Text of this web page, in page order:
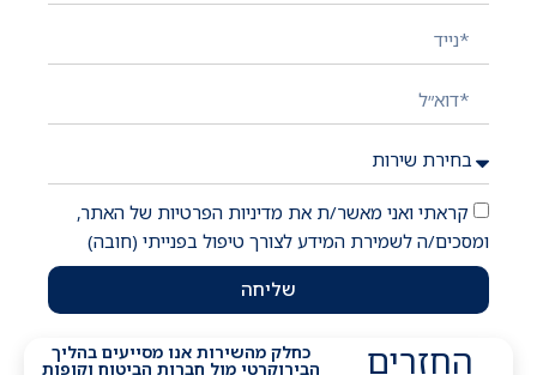
קראתי ואני מאשר/ת את מדיניות הפרטיות של האתר,
ומסכים/ה לשמירת המידע לצורך טיפול בפנייתי (חובה)
שליחה
החזרים כחלק מהשירות אנו מסייעים בהליך
הבירוקרטי מול חברות הביטוח וקופות